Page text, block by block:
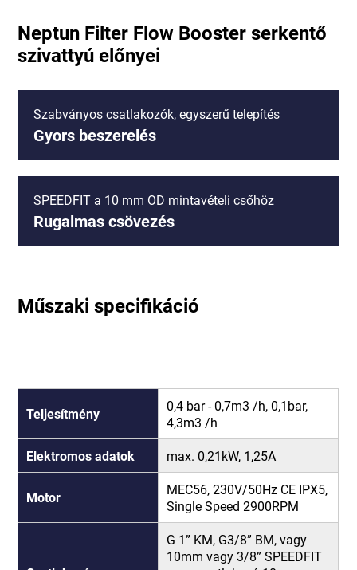
Neptun Filter Flow Booster serkentő
szivattyú előnyei
Szabványos csatlakozók, egyszerű telepítés
Gyors beszerelés
SPEEDFIT a 10 mm OD mintavételi csőhöz
Rugalmas csövezés
Műszaki specifikáció
Teljesítmény
0,4 bar - 0,7m3 /h, 0,1bar,
4,3m3 /h
Elektromos adatok
max. 0,21kW, 1,25A
Motor
MEC56, 230V/50Hz CE IPX5,
Single Speed 2900RPM
G 1” KM, G3/8” BM, vagy
10mm vagy 3/8” SPEEDFIT